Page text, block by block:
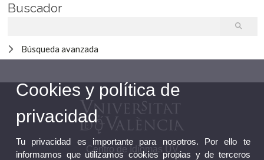
Buscador
Búsqueda avanzada
Centro de Idiomas UV
Cookies y política de
privacidad
Tu privacidad es importante para nosotros. Por ello te
informamos que utilizamos cookies propias y de terceros